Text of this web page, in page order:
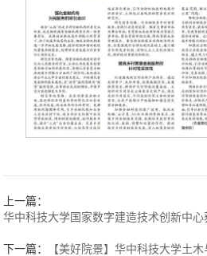
上一篇：
华中科技大学国家数字建造技术创新中
下一篇： 【美好院景】华中科技大学土